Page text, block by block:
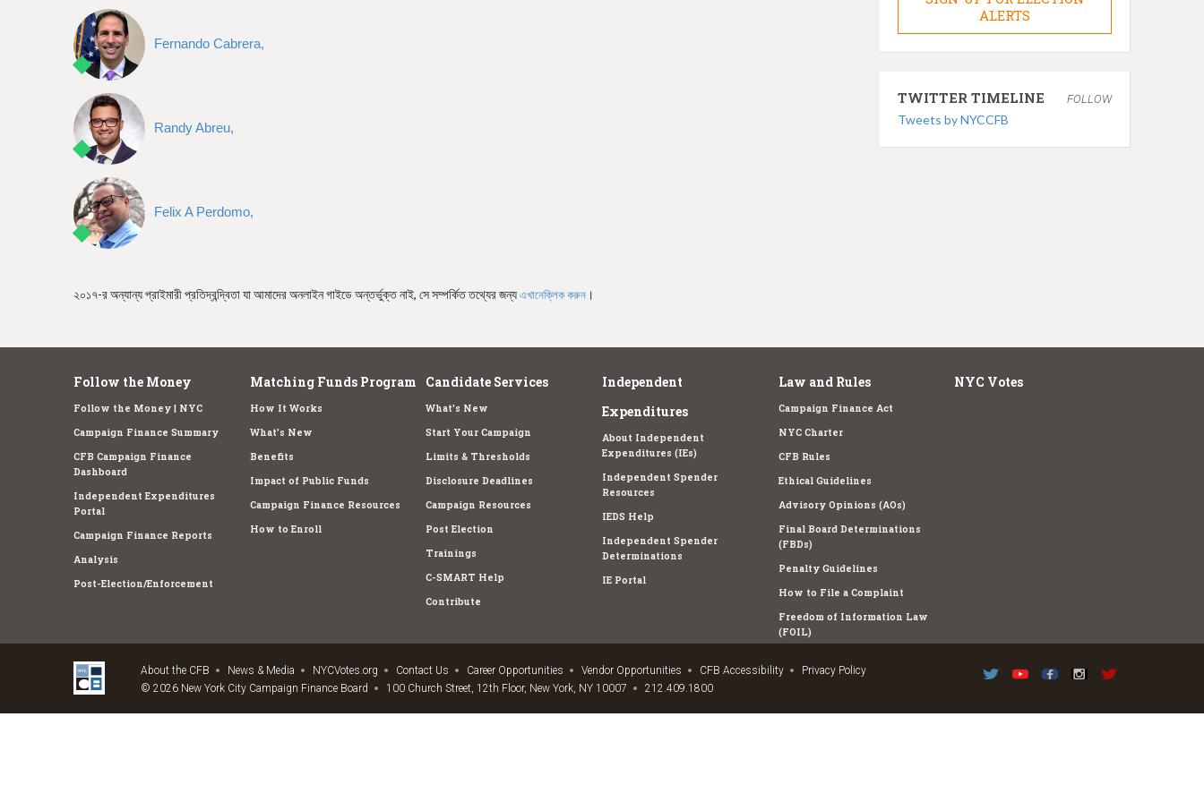
Fernando Cabrera,
Randy Abreu,
Felix A Perdomo,
২০১৭-র অন্যান্য প্রাইমারী প্রতিদ্বন্দ্বিতা যা আমাদের অনলাইন গাইডে অন্তর্ভুক্ত নাই, সে সম্পর্কিত তথ্যের জন্যএখানেক্লিক করুন ।
ALERTS
TWITTER TIMELINE FOLLOW
Tweets by NYCCFB
Follow the Money
Follow the Money | NYC
Campaign Finance Summary
CFB Campaign Finance
Dashboard
Independent Expenditures
Portal
Campaign Finance Reports
Analysis
Post-Election/Enforcement
Matching Funds Program
How It Works
What's New
Benefits
Impact of Public Funds
Campaign Finance Resources
How to Enroll
Candidate Services
What's New
Start Your Campaign
Limits & Thresholds
Disclosure Deadlines
Campaign Resources
Post Election
Trainings
C-SMART Help
Contribute
Independent
Expenditures
About Independent
Expenditures (IEs)
Independent Spender
Resources
IEDS Help
Independent Spender
Determinations
IE Portal
Law and Rules
Campaign Finance Act
NYC Charter
CFB Rules
Ethical Guidelines
Advisory Opinions (AOs)
Final Board Determinations
(FBDs)
Penalty Guidelines
How to File a Complaint
Freedom of Information Law
(FOIL)
NYC Votes
About the CFB News & Media NYCVotes.org Contact Us Career Opportunities Vendor Opportunities CFB Accessibility
Privacy Policy
© 2026 New York City Campaign Finance Board
100 Church Street, 12th Floor, New York, NY 10007 212.409.1800